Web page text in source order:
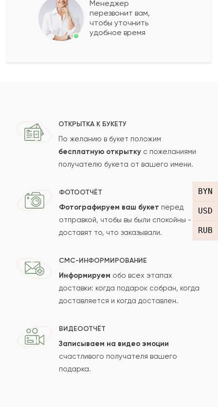
BYN
USD
RUB
Показать еще
Ваш e-mail
Отзыв
Сколько будет
Отзыв будет опубликован после проверки.
Проверяем на спам.
Менеджер
перезвонит вам,
чтобы уточнить
удобное время
ОТКРЫТКА К БУКЕТУ
По желанию в букет положим
бесплатную открытку с пожеланиями
получателю букета от вашего имени.
ФОТООТЧЁТ
Фотографируем ваш букет перед
отправкой, чтобы вы были спокойны -
доставят то, что заказывали.
СМС-ИНФОРМИРОВАНИЕ
Информируем обо всех этапах
доставки: когда подарок собран, когда
доставляется и когда доставлен.
ВИДЕООТЧЁТ
Записываем на видео эмоции
счастливого получателя вашего
подарка.